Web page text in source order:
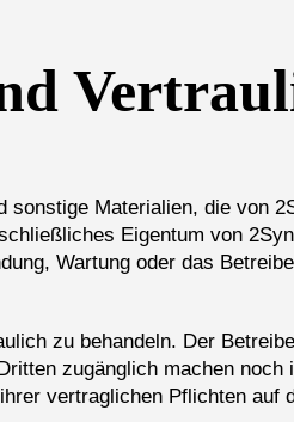
Materialien, die von
Eigentum von
Wartung oder das
zu behandeln. Der
zugänglich machen
vertraglichen Pflichten auf